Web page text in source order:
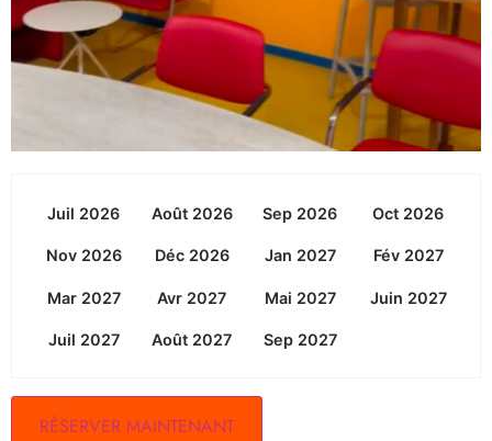
Juil 2026 Août 2026 Sep 2026 Oct 2026
Nov 2026 Déc 2026 Jan 2027 Fév 2027
Mar 2027 Avr 2027 Mai 2027 Juin 2027
Juil 2027 Août 2027 Sep 2027
RÉSERVER MAINTENANT